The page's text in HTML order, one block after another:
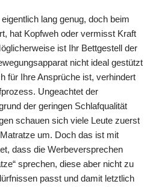
lang genug, doch beim
hat Kopfweh oder vermisst Kraft
ist Ihr Bettgestell der
nicht ideal gestützt
für Ihre Ansprüche ist, verhindert
Ungeachtet der
der geringen Schlafqualität
schauen sich viele Leute zuerst
um. Doch das ist mit
dass die Werbeversprechen
sprechen, diese aber nicht zu
passt und damit letztlich